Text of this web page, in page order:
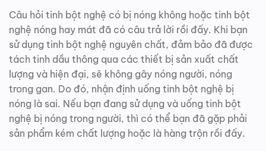
Câu hỏi tinh bột nghệ có bị nóng không hoặc tinh bột
nghệ nóng hay mát đã có câu trả lời rồi đấy. Khi bạn
sử dụng tinh bột nghệ nguyên chất, đảm bảo đã được
tách tinh dầu thông qua các thiết bị sản xuất chất
lượng và hiện đại, sẽ không gây nóng người, nóng
trong gan. Do đó, nhận định uống tinh bột nghệ bị
nóng là sai. Nếu bạn đang sử dụng và uống tinh bột
nghệ bị nóng trong người, thì có thể bạn đã gặp phải
sản phẩm kém chất lượng hoặc là hàng trộn rồi đấy.